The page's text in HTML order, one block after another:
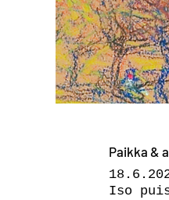
Paikka &
Iso